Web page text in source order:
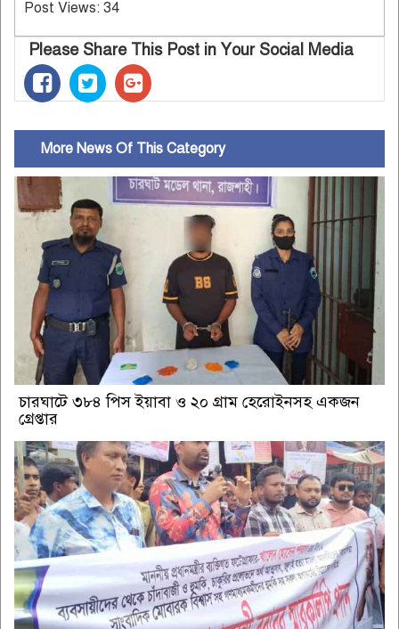
Post Views: 34
Please Share This Post in Your Social Media
More News Of This Category
চারঘাটে ৩৮৪ পিস ইয়াবা ও ২০ গ্রাম হেরোইনসহ একজন
গ্রেপ্তার